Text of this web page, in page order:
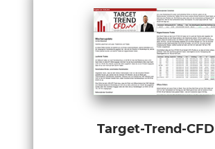
Target-Trend-CFD